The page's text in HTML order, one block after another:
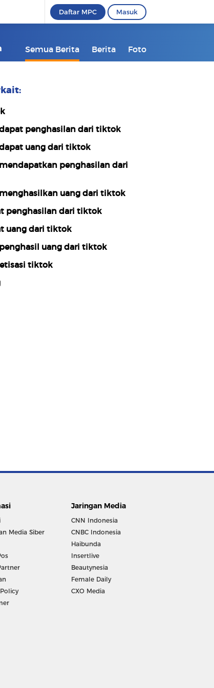
Daftar MPC Masuk
Semua Berita Berita Foto
dapat penghasilan dari tiktok
dapat uang dari tiktok
mendapatkan penghasilan dari
menghasilkan uang dari tiktok
penghasilan dari tiktok
uang dari tiktok
penghasil uang dari tiktok
tiktok
Media Siber
Jaringan Media
CNN Indonesia
CNBC Indonesia
Haibunda
Insertlive
Beautynesia
Female Daily
CXO Media